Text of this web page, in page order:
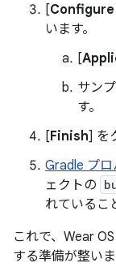
[
います。
[
サン
す。
[Finish] を
Gradle プ
ェクトの
れているこ
これで、Wear
する準備が整いま